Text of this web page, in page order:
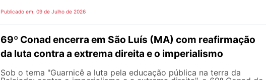
Publicado em: 09 de Julho de 2026
69º Conad encerra em São Luís (MA) com reafirmação
da luta contra a extrema direita e o imperialismo
Sob o tema "Guarnicê a luta pela educação pública na terra da